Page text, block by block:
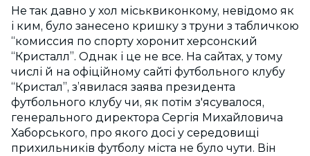
Не так давно у хол міськвиконкому, невідомо як
і ким, було занесено кришку з труни з табличкою
“комиссия по спорту хоронит херсонский
“Кристалл”. Однак і це не все. На сайтах, у тому
числі й на офіційному сайті футбольного клубу
“Кристал”, з’явилася заява президента
футбольного клубу чи, як потім з'ясувалося,
генерального директора Сергія Михайловича
Хаборського, про якого досі у середовищі
прихильників футболу міста не було чути. Він